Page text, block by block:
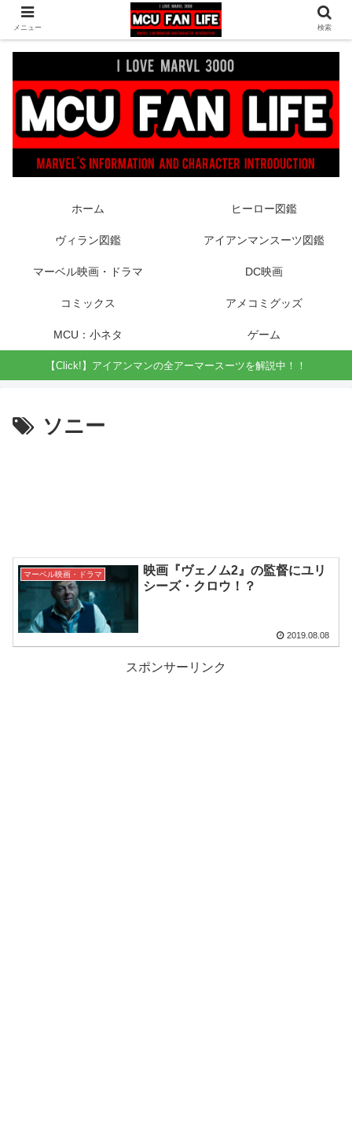
ヒーロー映画やコミック、フィギュアなどマーベル最新情報をお届け！時々
DCもあり！
ホーム ヒーロー図鑑
ヴィラン図鑑 アイアンマンスーツ図鑑
マーベル映画・ドラマ DC映画
コミックス アメコミグッズ
MCU：小ネタ ゲーム
【Click!】アイアンマンの全アーマースーツを解説中！！
ソニー
マーベル映画・ドラマ
映画『ヴェノム2』の監督にユリ
シーズ・クロウ！？
2019.08.08
スポンサーリンク
メニュー 検索